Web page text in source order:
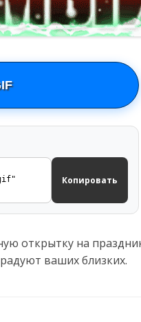
Копировать
открытку на
ваших близких.